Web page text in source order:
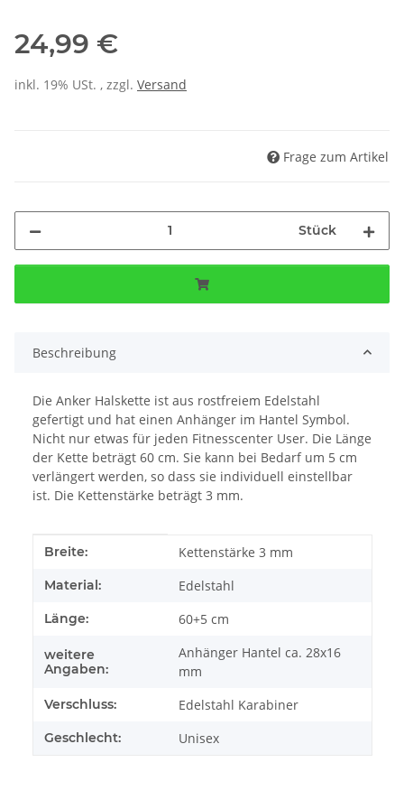
24,99 €
inkl. 19% USt. , zzgl. Versand
Frage zum Artikel
Stück
Beschreibung
Die Anker Halskette ist aus rostfreiem Edelstahl
gefertigt und hat einen Anhänger im Hantel Symbol.
Nicht nur etwas für jeden Fitnesscenter User. Die Länge
der Kette beträgt 60 cm. Sie kann bei Bedarf um 5 cm
verlängert werden, so dass sie individuell einstellbar
ist. Die Kettenstärke beträgt 3 mm.
Produkteigenschaft
Wert
Breite: Kettenstärke 3 mm
Material: Edelstahl
Länge: 60+5 cm
weitere
Angaben:
Anhänger Hantel ca. 28x16
mm
Verschluss: Edelstahl Karabiner
Geschlecht: Unisex